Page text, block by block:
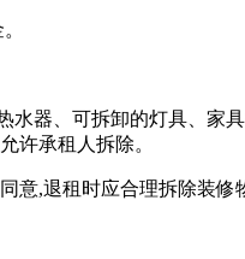
器、可拆卸的灯具、家
许承租人拆除。
,退租时应合理拆除装